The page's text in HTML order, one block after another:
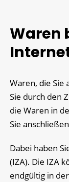
Waren
Waren, die Sie
Sie durch den
die Waren in
Sie
Dabei haben
(IZA). Die IZA
endgültig in